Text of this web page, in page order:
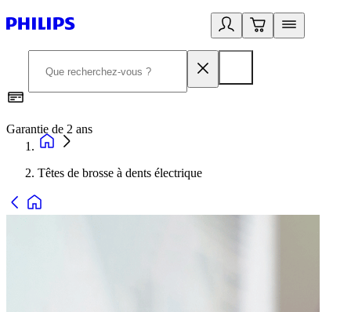
Garantie de 2 ans
Têtes de brosse à dents électrique